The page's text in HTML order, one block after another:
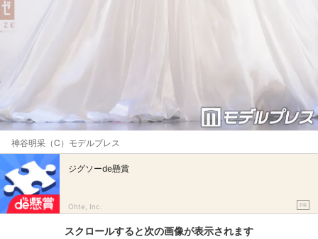
神谷明采（C）モデルプレス
ジグソーde懸賞
Ohte, Inc. PR
スクロールすると次の画像が表示されます